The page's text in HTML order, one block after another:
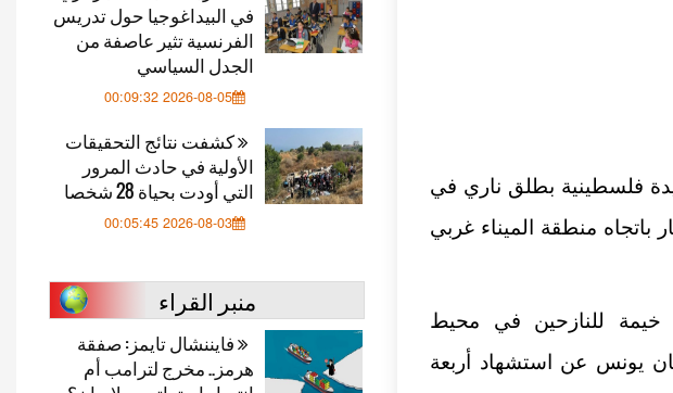
في البيداغوجيا حول تدريس
الفرنسية تثير عاصفة من
الجدل السياسي
2026-08-05 00:09:32
كشفت نتائج التحقيقات
الأولية في حادث المرور
التي أودت بحياة 28 شخصا
2026-08-03 00:05:45
منبر القراء
فايننشال تايمز: صفقة
هرمز.. مخرج لترامب أم
فلسطينية بطلق ناري في
باتجاه منطقة الميناء غربي
للنازحين في محيط
يونس عن استشهاد أربعة